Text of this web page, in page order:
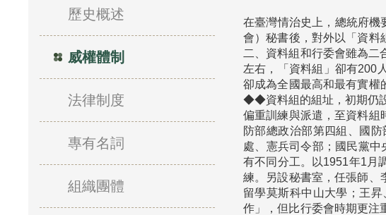
歷史概述
威權體制
法律制度
專有名詞
組織團體
在臺灣情治史上，總統府機
會）秘書後，對外以「資料
二、資料組和行委會雖為二
左右，「資料組」卻有200
卻成為全國最高和最有實權
◆◆資料組的組址，初期仍
偏重訓練與派遣，至資料組
防部總政治部第四組、國
處、憲兵司令部；國民黨
有不同分工。以1951年1月
練。另設秘書室，任張師、
留學莫斯科中山大學；王
作」，但比行委會時期更注